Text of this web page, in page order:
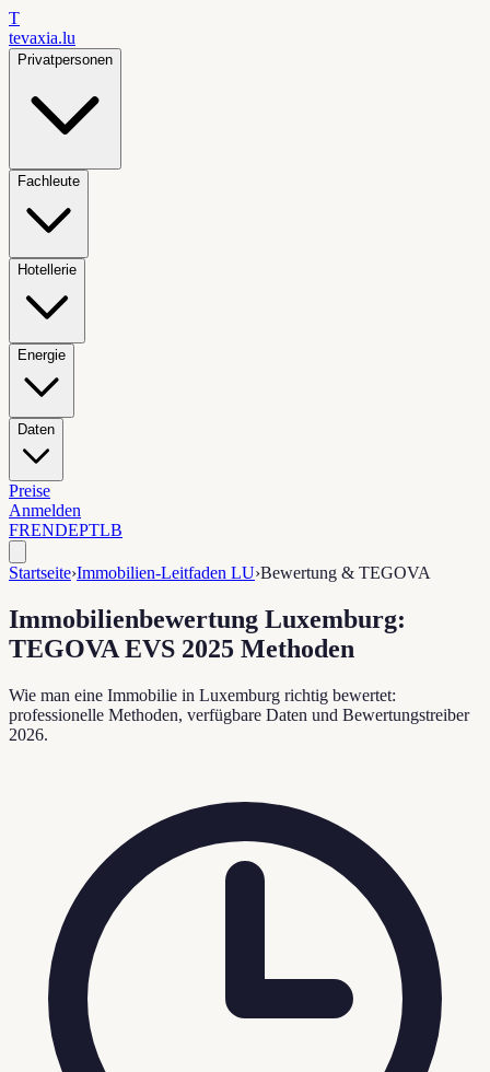
T
tevaxia.lu
Privatpersonen
Fachleute
Hotellerie
Energie
Daten
Preise
Anmelden
FRENDEPTLB
Startseite›Immobilien-Leitfaden LU›Bewertung & TEGOVA
Immobilienbewertung Luxemburg:
TEGOVA EVS 2025 Methoden
Wie man eine Immobilie in Luxemburg richtig bewertet:
professionelle Methoden, verfügbare Daten und Bewertungstreiber
2026.